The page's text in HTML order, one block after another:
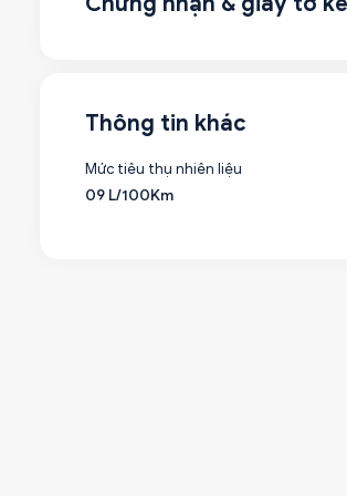
Thông tin khác
Mức tiêu thụ nhiên liệu
09 L/100Km